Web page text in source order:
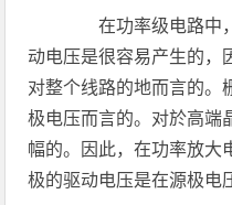
在功率级电路中，
动电压是很容易产生的，
对整个线路的地而言的。
极电压而言的。对於高端
幅的。因此，在功率放大
极的驱动电压是在源极电